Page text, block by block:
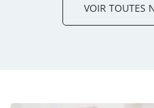
VOIR TOUTES